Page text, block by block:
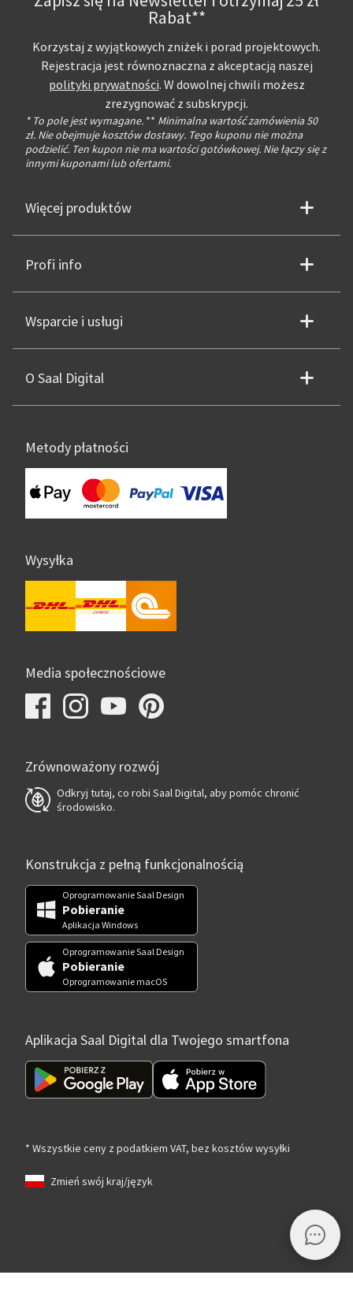
Rabat**
Korzystaj z wyjątkowych zniżek i porad projektowych.
Rejestracja jest równoznaczna z akceptacją naszej
polityki prywatności. W dowolnej chwili możesz
zrezygnować z subskrypcji.
* To pole jest wymagane. ** Minimalna wartość zamówienia 50
zł. Nie obejmuje kosztów dostawy. Tego kuponu nie można
podzielić. Ten kupon nie ma wartości gotówkowej. Nie łączy się z
innymi kuponami lub ofertami.
Więcej produktów
Profi info
Wsparcie i usługi
O Saal Digital
Metody płatności
Wysyłka
Media społecznościowe
Zrównoważony rozwój
Odkryj tutaj, co robi Saal Digital, aby pomóc chronić
środowisko.
Konstrukcja z pełną funkcjonalnością
Oprogramowanie Saal Design
Pobieranie
Aplikacja Windows
Oprogramowanie Saal Design
Pobieranie
Oprogramowanie macOS
Aplikacja Saal Digital dla Twojego smartfona
* Wszystkie ceny z podatkiem VAT, bez kosztów wysyłki
Zmień swój kraj/język